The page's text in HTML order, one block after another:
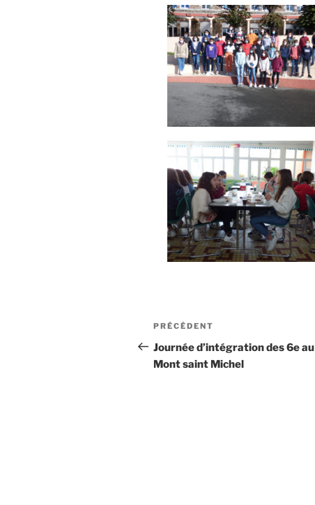
PRÉCÉDENT
Journée d’intégration des 6e au
Mont saint Michel